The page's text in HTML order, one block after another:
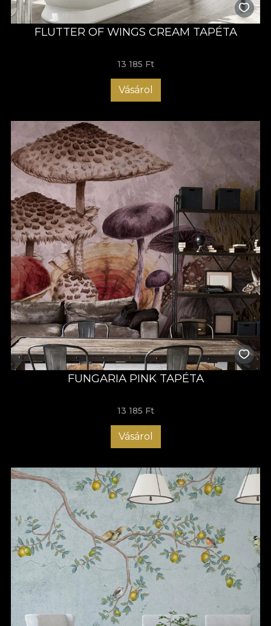
FLUTTER OF WINGS CREAM TAPÉTA
13 185 Ft
Vásárol
FUNGARIA PINK TAPÉTA
13 185 Ft
Vásárol